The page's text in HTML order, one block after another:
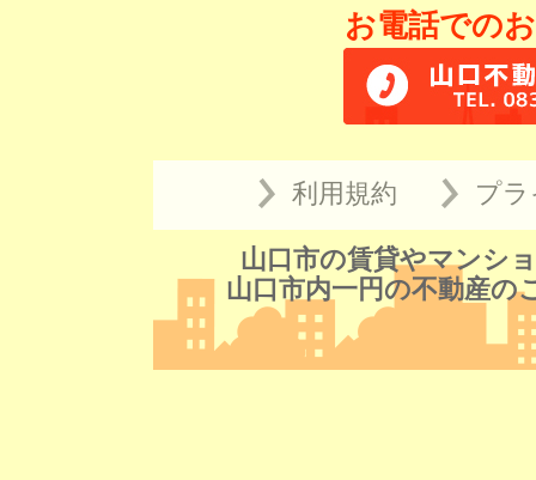
お電話での
利用規約 プ
山口市の賃貸やマンシ
山口市内一円の不動産の